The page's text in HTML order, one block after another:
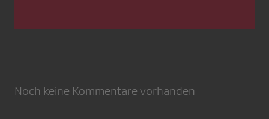
Noch keine Kommentare vorhanden